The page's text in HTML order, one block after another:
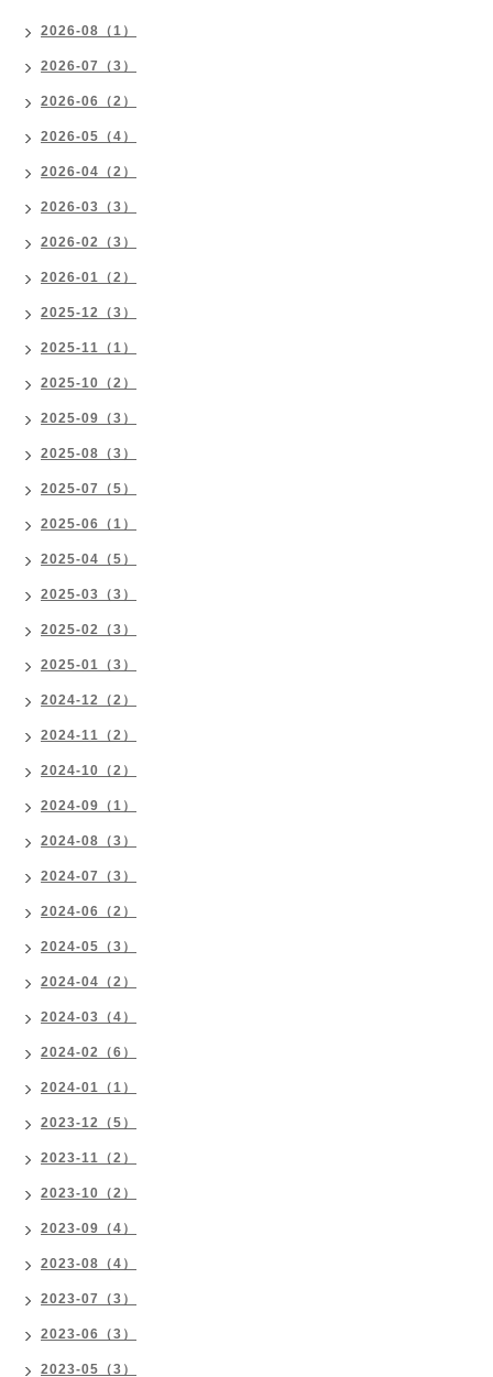
2026-08（1）
2026-07（3）
2026-06（2）
2026-05（4）
2026-04（2）
2026-03（3）
2026-02（3）
2026-01（2）
2025-12（3）
2025-11（1）
2025-10（2）
2025-09（3）
2025-08（3）
2025-07（5）
2025-06（1）
2025-04（5）
2025-03（3）
2025-02（3）
2025-01（3）
2024-12（2）
2024-11（2）
2024-10（2）
2024-09（1）
2024-08（3）
2024-07（3）
2024-06（2）
2024-05（3）
2024-04（2）
2024-03（4）
2024-02（6）
2024-01（1）
2023-12（5）
2023-11（2）
2023-10（2）
2023-09（4）
2023-08（4）
2023-07（3）
2023-06（3）
2023-05（3）